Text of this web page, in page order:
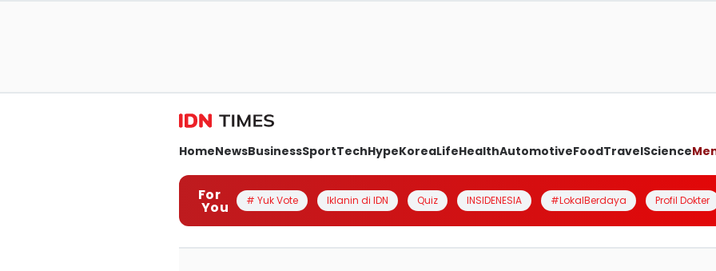
HomeNewsBusinessSportTechHypeKoreaLifeHealthAutomotiveFoodTravelScience
For
You # Yuk Vote Iklanin di IDN Quiz INSIDENESIA #LokalBerdaya Profil Dokter